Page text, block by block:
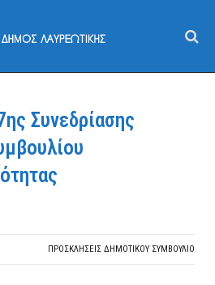
Συνεδρίασης
ΠΡΟΣΚΛΉΣΕΙΣ ΔΗΜΟΤΙΚΟΎ ΣΥΜΒΟΎΛΙΟ